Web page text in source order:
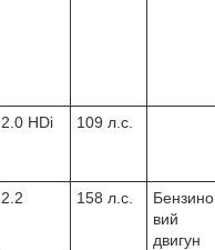
2.0 HDi 109 л.с.
2.2 158 л.с.
Бензино
вий
двигун